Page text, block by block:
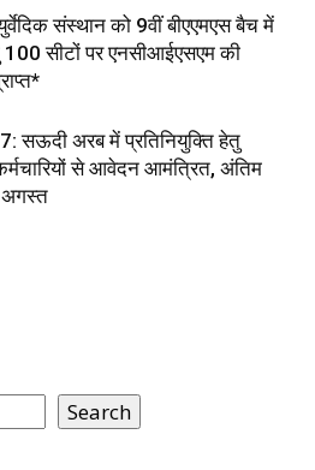
संस्थान को 9वीं बीएएमएस बैच में
सीटों पर एनसीआईएसएम की
सऊदी अरब में प्रतिनियुक्ति हेतु
से आवेदन आमंत्रित, अंतिम
अगस्त
Search